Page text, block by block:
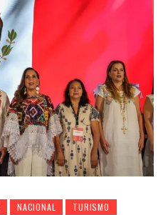
NACIONAL
TURISMO